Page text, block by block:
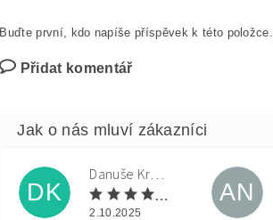
Buďte první, kdo napíše příspěvek k této položce.
Přidat komentář
DK
Danuše Krulová
2.10.2025
AN